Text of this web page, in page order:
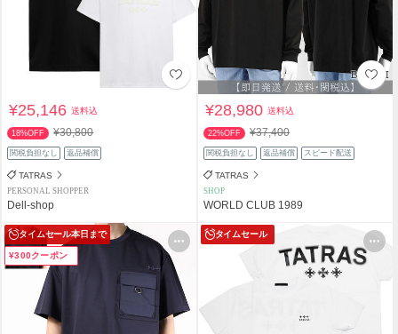
¥25,146送料込
18%OFF ¥30,800
関税負担なし 返品補償
TATRAS
PERSONAL SHOPPER
Dell-shop
¥28,980送料込
22%OFF ¥37,400
関税負担なし 返品補償 スピード配送
TATRAS
SHOP
WORLD CLUB 1989
タイムセール本日まで
¥300クーポン
タイムセール